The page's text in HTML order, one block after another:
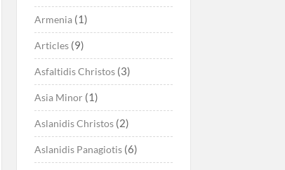
Armenia(1)
Articles(9)
Asfaltidis Christos(3)
Asia Minor(1)
Aslanidis Christos(2)
Aslanidis Panagiotis(6)